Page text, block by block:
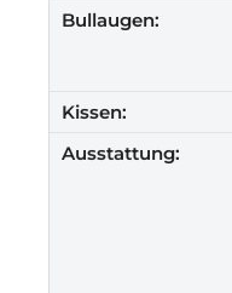
Bullaugen:
Kissen:
Ausstattung: